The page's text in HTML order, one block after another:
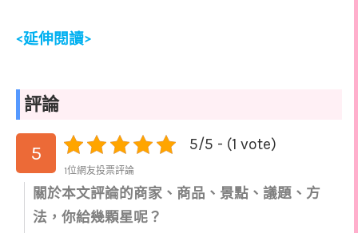
<延伸閱讀>
評論
5 5/5 - (1 vote)
1位網友投票評論
關於本文評論的商家、商品、景點、議題、方
法，你給幾顆星呢？